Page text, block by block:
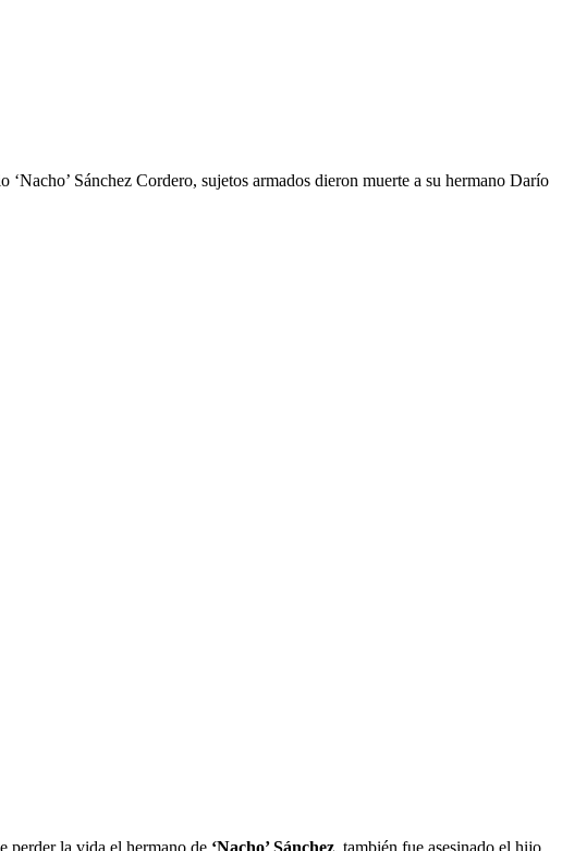
Sánchez Cordero, sujetos armados dieron muerte a su hermano Darío
perder la vida el hermano de ‘Nacho’ Sánchez, también fue asesinado el hijo